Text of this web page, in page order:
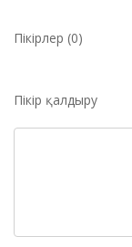
Пікірлер (0)
Пікір қалдыру